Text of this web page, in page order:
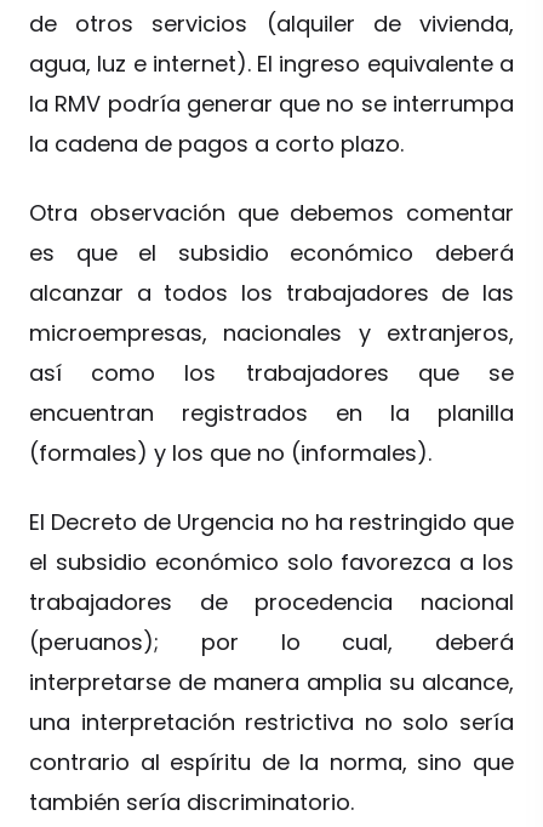
de otros servicios (alquiler de vivienda,
agua, luz e internet). El ingreso equivalente a
la RMV podría generar que no se interrumpa
la cadena de pagos a corto plazo.
Otra observación que debemos comentar
es que el subsidio económico deberá
alcanzar a todos los trabajadores de las
microempresas, nacionales y extranjeros,
así como los trabajadores que se
encuentran registrados en la planilla
(formales) y los que no (informales).
El Decreto de Urgencia no ha restringido que
el subsidio económico solo favorezca a los
trabajadores de procedencia nacional
(peruanos); por lo cual, deberá
interpretarse de manera amplia su alcance,
una interpretación restrictiva no solo sería
contrario al espíritu de la norma, sino que
también sería discriminatorio.